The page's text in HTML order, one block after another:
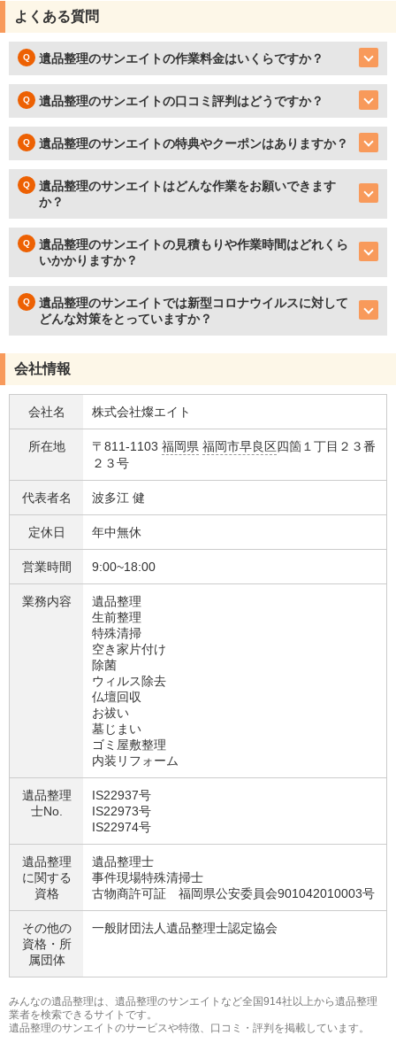
よくある質問
遺品整理のサンエイトの作業料金はいくらですか？
遺品整理のサンエイトの口コミ評判はどうですか？
遺品整理のサンエイトの特典やクーポンはありますか？
遺品整理のサンエイトはどんな作業をお願いできます
か？
遺品整理のサンエイトの見積もりや作業時間はどれくら
いかかりますか？
遺品整理のサンエイトでは新型コロナウイルスに対して
どんな対策をとっていますか？
会社情報
会社名 株式会社燦エイト
所在地 〒811-1103 福岡県 福岡市早良区四箇１丁目２３番
２３号
代表者名 波多江 健
定休日 年中無休
営業時間 9:00~18:00
業務内容
遺品整理
生前整理
特殊清掃
空き家片付け
除菌
ウィルス除去
仏壇回収
お祓い
墓じまい
ゴミ屋敷整理
内装リフォーム
遺品整理
士No.
IS22937号
IS22973号
IS22974号
遺品整理
に関する
資格
遺品整理士
事件現場特殊清掃士
古物商許可証 福岡県公安委員会901042010003号
その他の
資格・ 所
属団体
一般財団法人遺品整理士認定協会
みんなの遺品整理は、遺品整理のサンエイトなど全国914社以上から遺品整理
業者を検索できるサイトです。
遺品整理のサンエイトのサービスや特徴、口コミ・評判を掲載しています。